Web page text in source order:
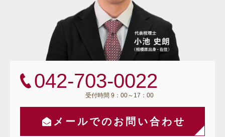
042-703-0022
受付時間 9：00～17：00
メールでのお問い合わせ